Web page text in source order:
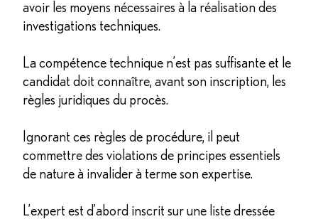
avoir les moyens nécessaires à la réalisation des
investigations techniques.
La compétence technique n’est pas suffisante et le
candidat doit connaître, avant son inscription, les
règles juridiques du procès.
Ignorant ces règles de procédure, il peut
commettre des violations de principes essentiels
de nature à invalider à terme son expertise.
L’expert est d’abord inscrit sur une liste dressée